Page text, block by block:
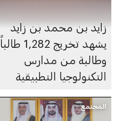
زايد بن محمد بن زايد
يشهد تخريج 1,282 طالباً
وطالبة من مدارس
التكنولوجيا التطبيقية
المجتمع